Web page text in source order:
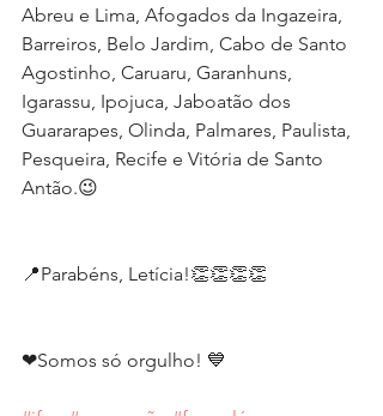
Abreu e Lima, Afogados da Ingazeira,
Barreiros, Belo Jardim, Cabo de Santo
Agostinho, Caruaru, Garanhuns,
Igarassu, Ipojuca, Jaboatão dos
Guararapes, Olinda, Palmares, Paulista,
Pesqueira, Recife e Vitória de Santo
Antão.😉
📍Parabéns, Letícia!👏👏👏👏
❤Somos só orgulho! 💙